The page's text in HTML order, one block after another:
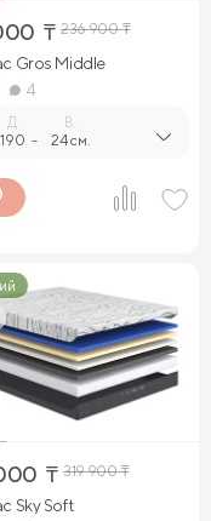
см
матрасы
₸ 236 900₸
Gros Middle
4
Д.
190 -
В.
24 см.
₸ 319 900₸
Sky Soft